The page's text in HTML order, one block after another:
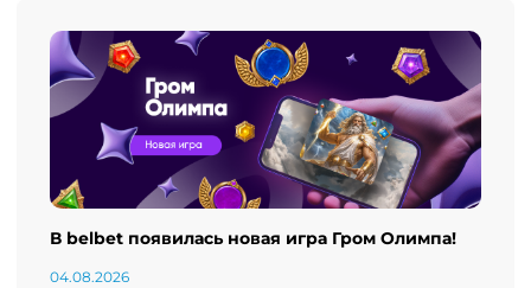
В belbet появилась новая игра Гром Олимпа!
04.08.2026